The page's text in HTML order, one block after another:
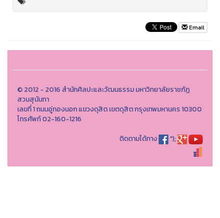
Email
© 2012 - 2016 สำนักศิลปะและวัฒนธรรม มหาวิทยาลัยราชภัฏ
สวนสุนันทา
เลขที่ 1 ถนนอู่ทองนอก แขวงดุสิต เขตดุสิต กรุงเทพมหานคร 10300
โทรศัพท์ 02-160-1216
ติดตามได้ทาง
");